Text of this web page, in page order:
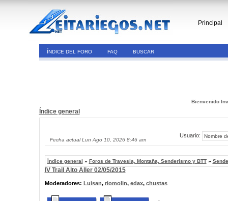
Principal
ÍNDICE DEL FORO FAQ BUSCAR
Bienvenido
Índice general
Fecha actual Lun Ago 10, 2026 8:46 am
Usuario:
Índice general » Foros de Travesía, Montaña, Senderismo y BTT»
IV Trail Alto Aller 02/05/2015
Moderadores: Luisan, riomolin, edax, chustas